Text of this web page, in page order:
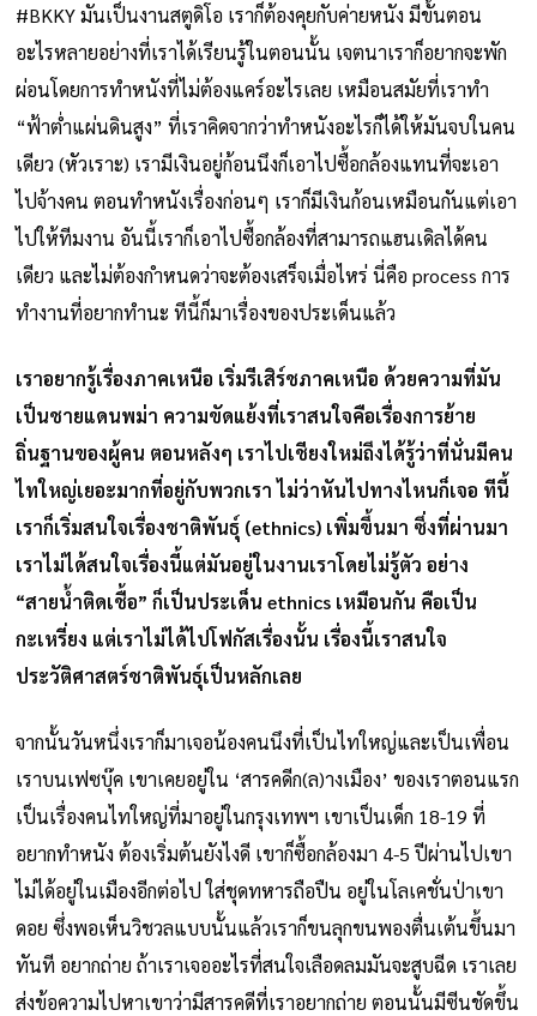
#BKKY มันเป็นงานสตูดิโอ เราก็ต้องคุยกับค่ายหนัง มีขั้นตอน
อะไรหลายอย่างที่เราได้เรียนรู้ในตอนนั้น เจตนาเราก็อยากจะพัก
ผ่อนโดยการทำหนังที่ไม่ต้องแคร์อะไรเลย เหมือนสมัยที่เราทำ
“ฟ้าต่ำแผ่นดินสูง” ที่เราคิดจากว่าทำหนังอะไรก็ได้ให้มันจบในคน
เดียว (หัวเราะ) เรามีเงินอยู่ก้อนนึงก็เอาไปซื้อกล้องแทนที่จะเอา
ไปจ้างคน ตอนทำหนังเรื่องก่อนๆ เราก็มีเงินก้อนเหมือนกันแต่เอา
ไปให้ทีมงาน อันนี้เราก็เอาไปซื้อกล้องที่สามารถแฮนเดิลได้คน
เดียว และไม่ต้องกำหนดว่าจะต้องเสร็จเมื่อไหร่ นี่คือ process การ
ทำงานที่อยากทำนะ ทีนี้ก็มาเรื่องของประเด็นแล้ว
เราอยากรู้เรื่องภาคเหนือ เริ่มรีเสิร์ชภาคเหนือ ด้วยความที่มัน
เป็นชายแดนพม่า ความขัดแย้งที่เราสนใจคือเรื่องการย้าย
ถิ่นฐานของผู้คน ตอนหลังๆ เราไปเชียงใหม่ถึงได้รู้ว่าที่นั่นมีคน
ไทใหญ่เยอะมากที่อยู่กับพวกเรา ไม่ว่าหันไปทางไหนก็เจอ ทีนี้
เราก็เริ่มสนใจเรื่องชาติพันธุ์ (ethnics) เพิ่มขึ้นมา ซึ่งที่ผ่านมา
เราไม่ได้สนใจเรื่องนี้แต่มันอยู่ในงานเราโดยไม่รู้ตัว อย่าง
“สายน้ำติดเชื้อ” ก็เป็นประเด็น ethnics เหมือนกัน คือเป็น
กะเหรี่ยง แต่เราไม่ได้ไปโฟกัสเรื่องนั้น เรื่องนี้เราสนใจ
ประวัติศาสตร์ชาติพันธุ์เป็นหลักเลย
จากนั้นวันหนึ่งเราก็มาเจอน้องคนนึงที่เป็นไทใหญ่และเป็นเพื่อน
เราบนเฟซบุ๊ค เขาเคยอยู่ใน ‘สารคดีก(ล)างเมือง’ ของเราตอนแรก
เป็นเรื่องคนไทใหญ่ที่มาอยู่ในกรุงเทพฯ เขาเป็นเด็ก 18-19 ที่
อยากทำหนัง ต้องเริ่มต้นยังไงดี เขาก็ซื้อกล้องมา 4-5 ปีผ่านไปเขา
ไม่ได้อยู่ในเมืองอีกต่อไป ใส่ชุดทหารถือปืน อยู่ในโลเคชั่นป่าเขา
ดอย ซึ่งพอเห็นวิชวลแบบนั้นแล้วเราก็ขนลุกขนพองตื่นเต้นขึ้นมา
ทันที อยากถ่าย ถ้าเราเจออะไรที่สนใจเลือดลมมันจะสูบฉีด เราเลย
ส่งข้อความไปหาเขาว่ามีสารคดีที่เราอยากถ่าย ตอนนั้นมีซีนชัดขึ้น